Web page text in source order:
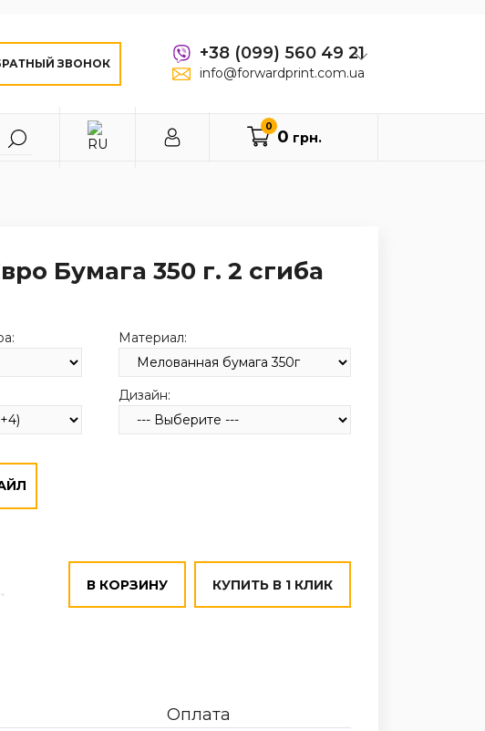
ЗВОНОК
+38 (099) 560 49 21
info@forwardprint.com.ua
0
0 грн.
Бумага 350 г. 2 сгиба
Материал:
Дизайн:
В КОРЗИНУ КУПИТЬ В 1 КЛИК
Оплата